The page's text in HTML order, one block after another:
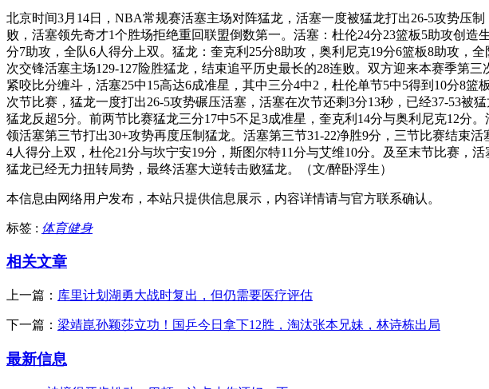
北京时间3月14日，NBA常规赛活塞主场对阵猛龙，活塞一度被猛龙打出26-5攻势压
败，活塞领先奇才1个胜场拒绝重回联盟倒数第一。活塞：杜伦24分23篮板5助攻创
分7助攻，全队6人得分上双。猛龙：奎克利25分8助攻，奥利尼克19分6篮板8助攻，
次交锋活塞主场129-127险胜猛龙，结束追平历史最长的28连败。双方迎来本赛季第
紧咬比分缠斗，活塞25中15高达6成准星，其中三分4中2，杜伦单节5中5得到10分8
次节比赛，猛龙一度打出26-5攻势碾压活塞，活塞在次节还剩3分13秒，已经37-53被
猛龙反超5分。前两节比赛猛龙三分17中5不足3成准星，奎克利14分与奥利尼克12分
领活塞第三节打出30+攻势再度压制猛龙。活塞第三节31-22净胜9分，三节比赛结束
4人得分上双，杜伦21分与坎宁安19分，斯图尔特11分与艾维10分。及至末节比赛，
猛龙已经无力扭转局势，最终活塞大逆转击败猛龙。（文/醉卧浮生）
本信息由网络用户发布， 本站只提供信息展示，内容详情请与官方联系确认。
标签 : 体育健身
相关文章
上一篇： 库里计划湖勇大战时复出，但仍需要医疗评估
下一篇： 梁靖崑孙颖莎立功！国乒今日拿下12胜，淘汰张本兄妹，林诗栋出局
最新信息